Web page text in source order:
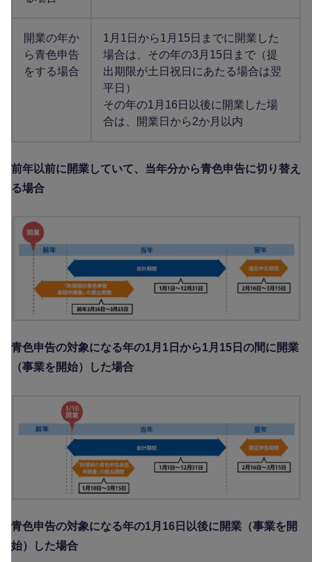
開業の年か
ら青色申告
をする場合
1月1日から1月15日までに開業した
場合は、その年の3月15日まで（提
出期限が土日祝日にあたる場合は翌
平日）
その年の1月16日以後に開業した場
合は、開業日から2か月以内
前年以前に開業していて、当年分から青色申告に切り替え
る場合
青色申告の対象になる年の1月1日から1月15日の間に開業
（事業を開始）した場合
青色申告の対象になる年の1月16日以後に開業（事業を開
始）した場合